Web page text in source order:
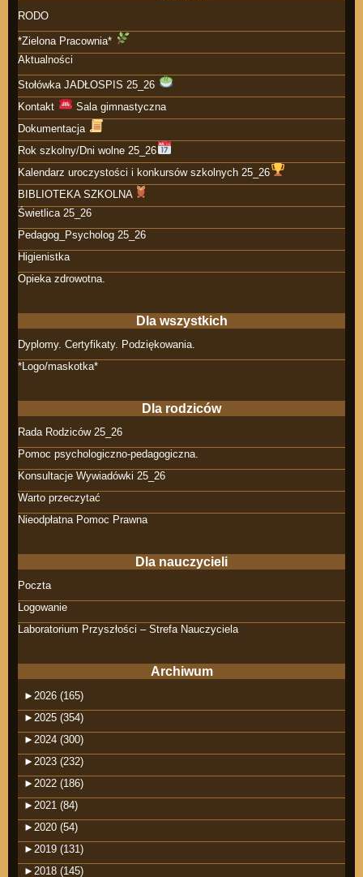
RODO
*Zielona Pracownia*
Aktualności
Stołówka JADŁOSPIS 25_26
Kontakt
Sala gimnastyczna
Dokumentacja
Rok szkolny/Dni wolne 25_26
Kalendarz uroczystości i konkursów szkolnych 25_26
BIBLIOTEKA SZKOLNA
Świetlica 25_26
Pedagog_Psycholog 25_26
Higienistka
Opieka zdrowotna.
Dla wszystkich
Dyplomy. Certyfikaty. Podziękowania.
*Logo/maskotka*
Dla rodziców
Rada Rodziców 25_26
Pomoc psychologiczno-pedagogiczna.
Konsultacje Wywiadówki 25_26
Warto przeczytać
Nieodpłatna Pomoc Prawna
Dla nauczycieli
Poczta
Logowanie
Laboratorium Przyszłości – Strefa Nauczyciela
Archiwum
► 2026 (165)
► 2025 (354)
► 2024 (300)
► 2023 (232)
► 2022 (186)
► 2021 (84)
► 2020 (54)
► 2019 (131)
► 2018 (145)